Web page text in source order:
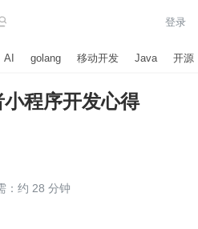
登录
AI golang 移动开发 Java 开源
程序开发心得
：约 28 分钟